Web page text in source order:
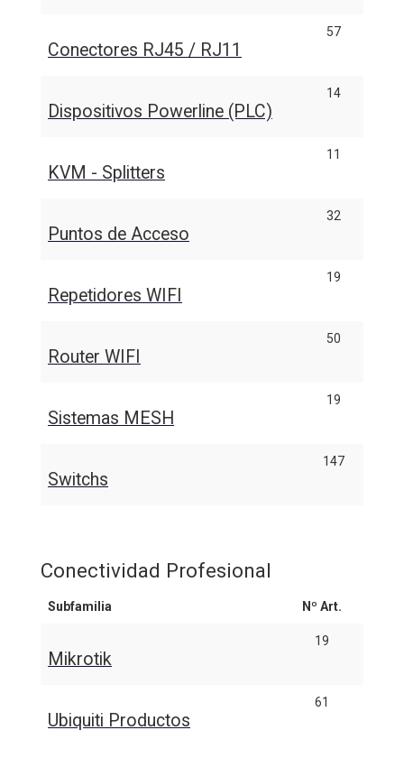
Conectores RJ45 / RJ11
57
Dispositivos Powerline (PLC)
14
KVM - Splitters
11
Puntos de Acceso
32
Repetidores WIFI
19
Router WIFI
50
Sistemas MESH
19
Switchs
147
Conectividad Profesional
Subfamilia Nº Art.
Mikrotik
19
Ubiquiti Productos
61